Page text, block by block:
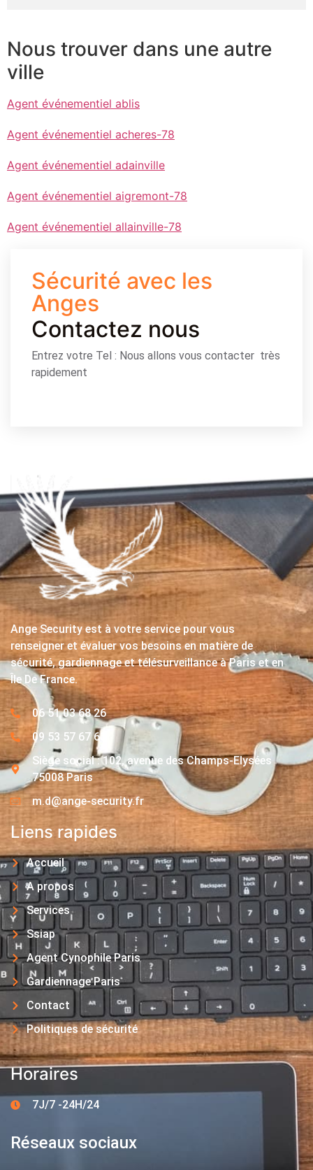
Nous trouver dans une autre
ville
Agent événementiel ablis
Agent événementiel acheres-78
Agent événementiel adainville
Agent événementiel aigremont-78
Agent événementiel allainville-78
Sécurité avec les
Anges
Contactez nous
Entrez votre Tel : Nous allons vous contacter très
rapidement
Ange Security est à votre service pour vous
renseigner et évaluer vos besoins en matière de
sécurité, gardiennage et télésurveillance à Paris et en
Île De France.
06 51 03 68 26
09 53 57 67 63
Siège social : 102, avenue des Champs-Elysées
75008 Paris
m.d@ange-security.fr
Liens rapides
Accueil
A propos
Services
Ssiap
Agent Cynophile Paris
Gardiennage Paris
Contact
Politiques de sécurité
Horaires
7J/7 -24H/24
Réseaux sociaux